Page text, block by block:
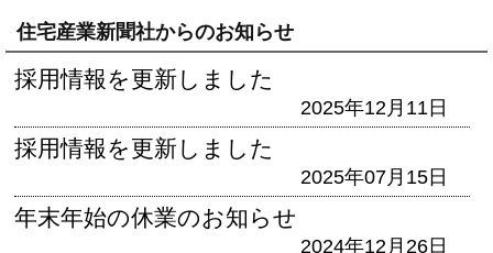
住宅産業新聞社からのお知らせ
採用情報を更新しました
2025年12月11日
採用情報を更新しました
2025年07月15日
年末年始の休業のお知らせ
2024年12月26日